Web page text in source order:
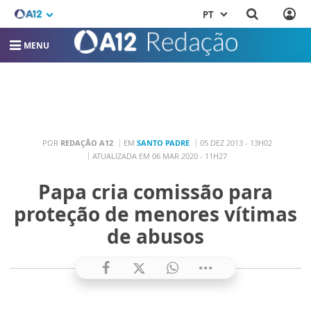
PT
MENU
POR REDAÇÃO A12 EM SANTO PADRE
05 DEZ 2013 - 13H02
ATUALIZADA EM 06 MAR 2020 - 11H27
Papa cria comissão para
proteção de menores vítimas
de abusos